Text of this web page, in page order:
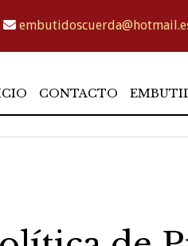
embutidoscuerda
CONTACTO